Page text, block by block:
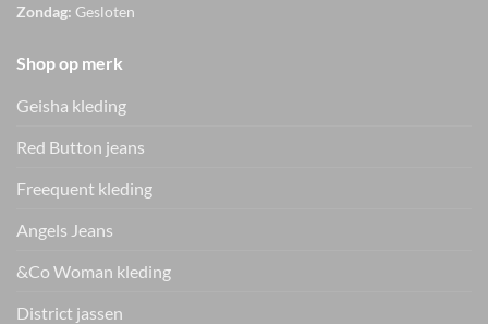
Zondag: Gesloten
Shop op merk
Geisha kleding
Red Button jeans
Freequent kleding
Angels Jeans
&Co Woman kleding
District jassen